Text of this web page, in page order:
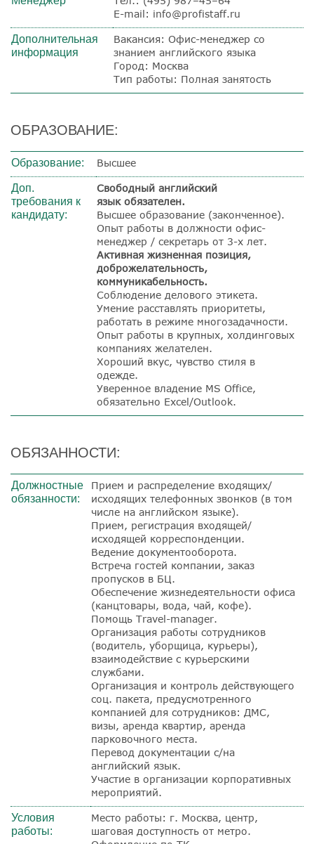
E-mail: info@profistaff.ru
Дополнительная
информация
Вакансия: Офис-менеджер со
знанием английского языка
Город: Москва
Тип работы: Полная занятость
ОБРАЗОВАНИЕ:
Образование: Высшее
Доп.
требования к
кандидату:
Свободный английский
язык обязателен.
Высшее образование (законченное).
Опыт работы в должности офис-
менеджер / секретарь от 3-х лет.
Активная жизненная позиция,
доброжелательность,
коммуникабельность.
Соблюдение делового этикета.
Умение расставлять приоритеты,
работать в режиме многозадачности.
Опыт работы в крупных, холдинговых
компаниях желателен.
Хороший вкус, чувство стиля в
одежде.
Уверенное владение MS Office,
обязательно Excel/Outlook.
ОБЯЗАННОСТИ:
Должностные
обязанности:
Прием и распределение входящих/
исходящих телефонных звонков (в том
числе на английском языке).
Прием, регистрация входящей/
исходящей корреспонденции.
Ведение документооборота.
Встреча гостей компании, заказ
пропусков в БЦ.
Обеспечение жизнедеятельности офиса
(канцтовары, вода, чай, кофе).
Помощь Travel-manager.
Организация работы сотрудников
(водитель, уборщица, курьеры),
взаимодействие с курьерскими
службами.
Организация и контроль действующего
соц. пакета, предусмотренного
компанией для сотрудников: ДМС,
визы, аренда квартир, аренда
парковочного места.
Перевод документации с/на
английский язык.
Участие в организации корпоративных
мероприятий.
Условия
работы:
Место работы: г. Москва, центр,
шаговая доступность от метро.